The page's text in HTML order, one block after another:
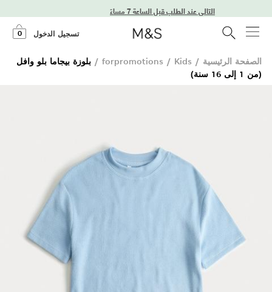
توصيل في اليوم التالي عند الطلب قبل الساعة 7 مساءً
تسجيل الدخول 0
الصفحة الرئيسية /
forpromotions / Kids
/ بلوزة بيجاما بلو وافل
(من 1 إلى 16 سنة)